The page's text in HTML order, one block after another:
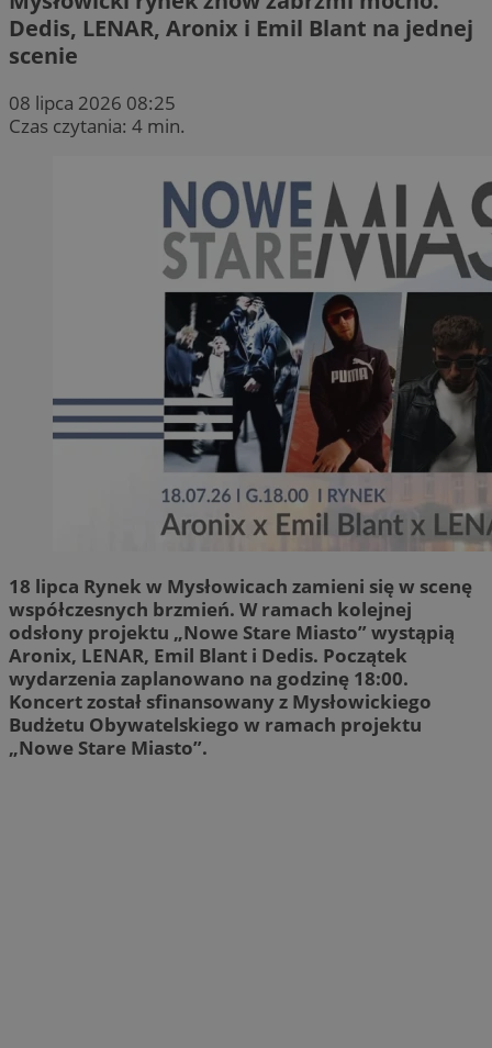
Dedis, LENAR, Aronix i Emil Blant na jednej
scenie
08 lipca 2026 08:25
Czas czytania: 4 min.
18 lipca Rynek w Mysłowicach zamieni się w scenę
współczesnych brzmień. W ramach kolejnej
odsłony projektu „Nowe Stare Miasto” wystąpią
Aronix, LENAR, Emil Blant i Dedis. Początek
wydarzenia zaplanowano na godzinę 18:00.
Koncert został sfinansowany z Mysłowickiego
Budżetu Obywatelskiego w ramach projektu
„Nowe Stare Miasto”.